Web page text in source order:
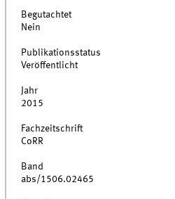
Begutachtet
Nein
Publikationsstatus
Veröffentlicht
Jahr
2015
Fachzeitschrift
CoRR
Band
abs/1506.02465